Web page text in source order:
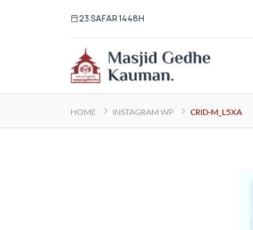
23 SAFAR 1448H
HOME INSTAGRAM WP CRID-M_L5XA